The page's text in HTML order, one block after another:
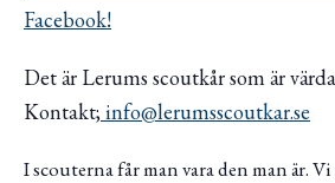
Facebook!
Det är Lerums scoutkår som är
Kontakt; info@lerumsscoutkar.se
I scouterna får man vara den man är.